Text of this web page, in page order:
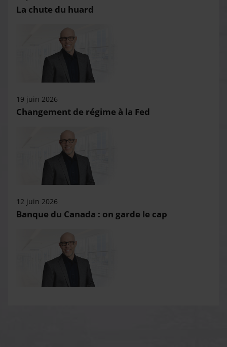
La chute du huard
19 juin 2026
Changement de régime à la Fed
12 juin 2026
Banque du Canada : on garde le cap